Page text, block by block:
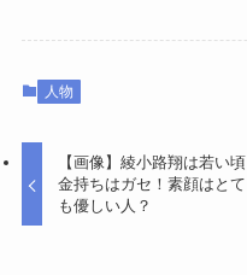
人物
【画像】綾小路翔は若い頃
金持ちはガセ！素顔はとて
も優しい人？